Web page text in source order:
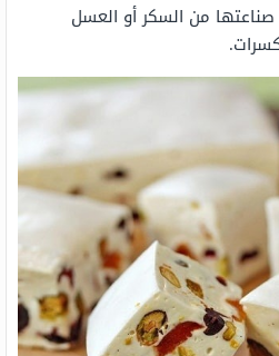
من السكر أو العسل